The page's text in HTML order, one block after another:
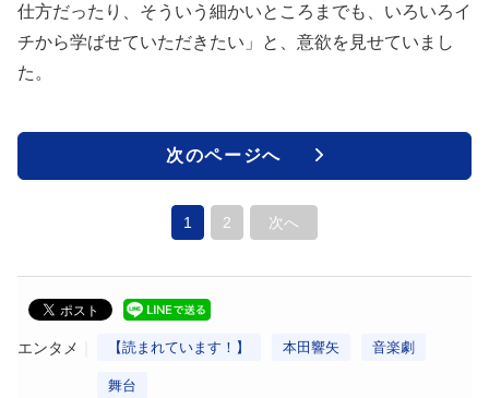
仕方だったり、そういう細かいところまでも、いろいろイ
チから学ばせていただきたい」と、意欲を見せていまし
た。
次のページへ
1 2 次へ
エンタメ 【読まれています！】 本田響矢 音楽劇
舞台